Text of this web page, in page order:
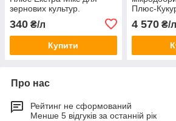
зернових культур.
340 ₴/л
Купити
Плюс-
4 570₴/л
Про нас
Рейтинг не сформований
Менше 5 відгуків за останній рік